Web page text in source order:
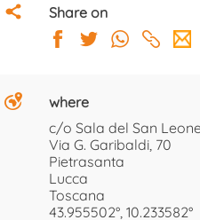
Share on
where
c/o Sala del San Leone
Via G. Garibaldi, 70
Pietrasanta
Lucca
Toscana
43.955502°, 10.233582°